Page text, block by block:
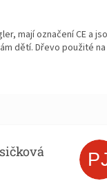
mají označení CE a
dětí. Dřevo použité
je 5 z 5 hvězdiček.